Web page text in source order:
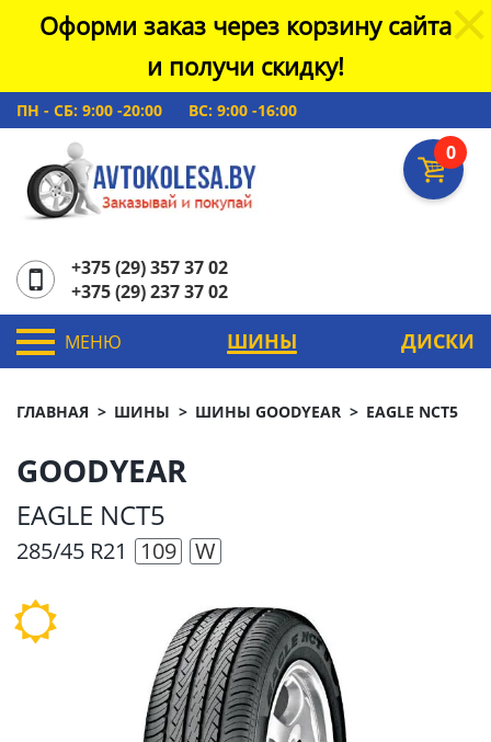
Оформи заказ через корзину сайта
и получи скидку!
ПН - СБ: 9:00 -20:00 ВС: 9:00 -16:00
0
+375 (29) 357 37 02
+375 (29) 237 37 02
МЕНЮ ШИНЫ ДИСКИ
ГЛАВНАЯ ШИНЫ ШИНЫ GOODYEAR EAGLE NCT5
GOODYEAR
EAGLE NCT5
285/45 R21 109 W